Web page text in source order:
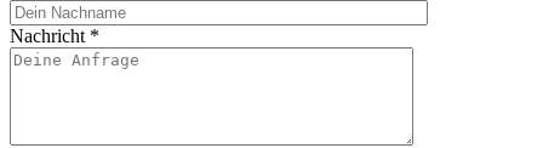
Nachricht *